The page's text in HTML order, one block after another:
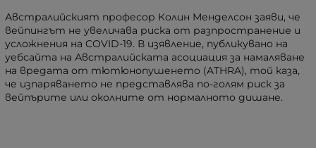
Австралийският професор Колин Менделсон заяви, че
вейпингът не увеличава риска от разпространение и
усложнения на COVID-19. В изявление, публикувано на
уебсайта на Австралийската асоциация за намаляване
на вредата от тютюнопушенето (ATHRA), той каза,
че изпаряването не представлява по-голям риск за
вейпърите или околните от нормалното дишане.